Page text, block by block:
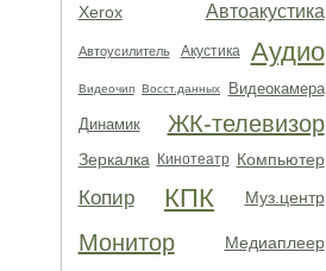
Xerox
Автоакустика
Автоусилитель Акустика Аудио
Видеочип Восст.данных
Видеокамера
Динамик
ЖК-телевизор
Зеркалка Кинотеатр Компьютер
Копир КПК Муз.центр
Монитор Медиаплеер